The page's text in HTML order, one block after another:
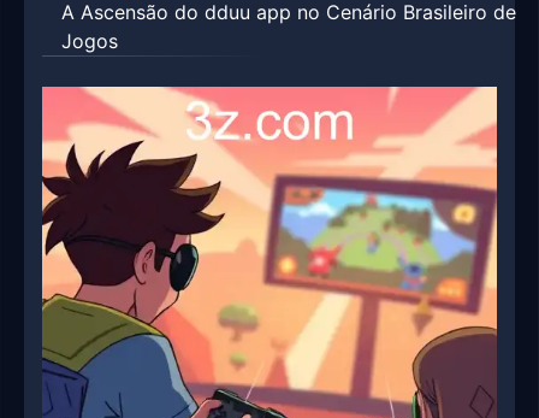
A Ascensão do dduu app no Cenário Brasileiro de
Jogos